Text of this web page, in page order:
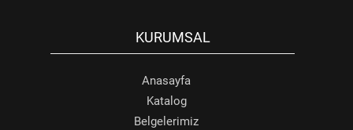
KURUMSAL
Anasayfa
Katalog
Belgelerimiz